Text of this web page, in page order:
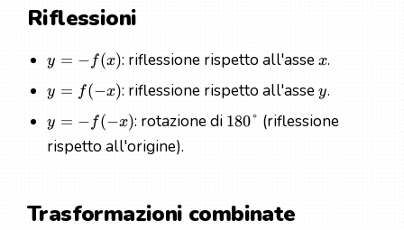
Riflessioni
y = − f(x): riflessione rispetto all'asse x.
y = f(−x): riflessione rispetto all'asse y.
y = − f(−x): rotazione di 180° (riflessione
rispetto all'origine).
Trasformazioni combinate